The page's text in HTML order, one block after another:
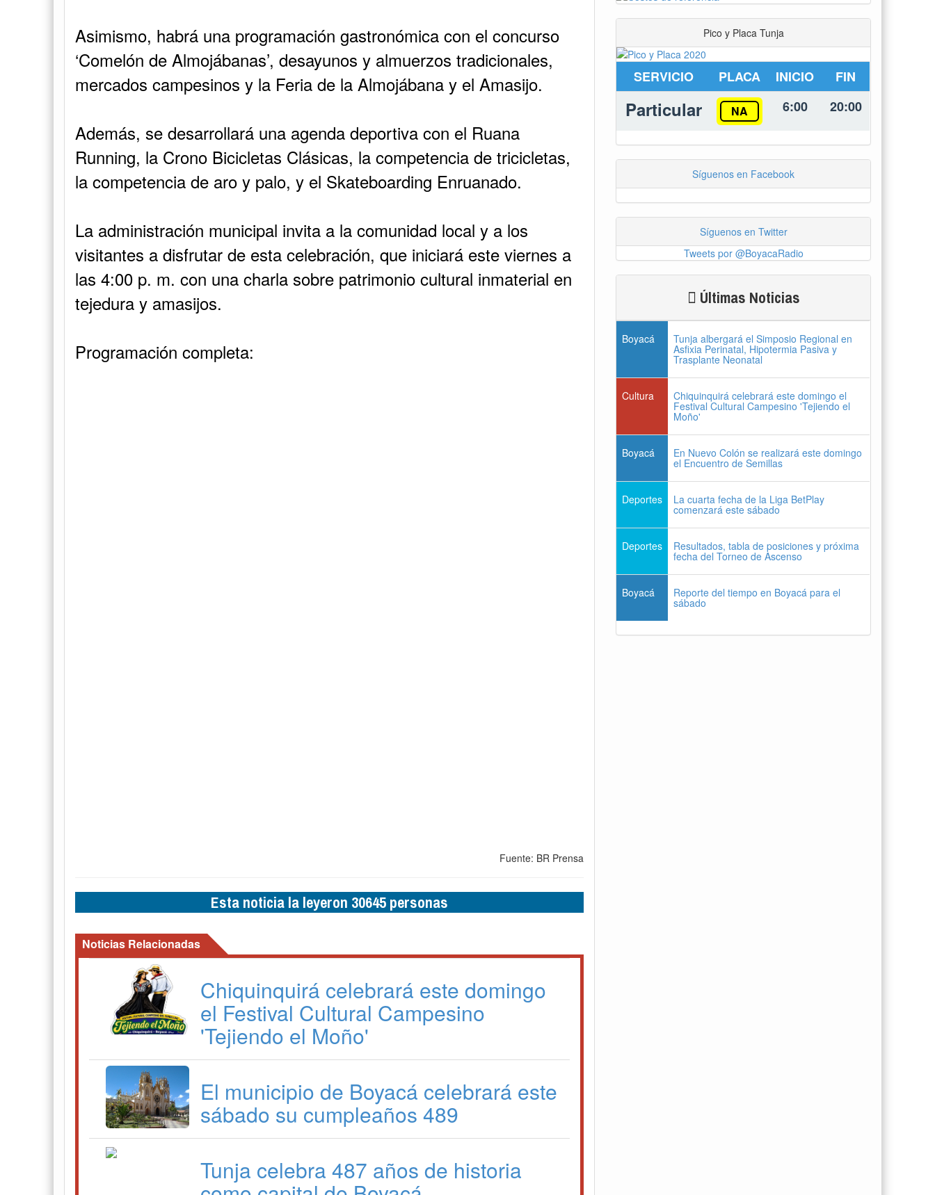
Asimismo, habrá una programación gastronómica con el concurso
‘Comelón de Almojábanas’, desayunos y almuerzos tradicionales,
mercados campesinos y la Feria de la Almojábana y el Amasijo.
Además, se desarrollará una agenda deportiva con el Ruana
Running, la Crono Bicicletas Clásicas, la competencia de tricicletas,
la competencia de aro y palo, y el Skateboarding Enruanado.
La administración municipal invita a la comunidad local y a los
visitantes a disfrutar de esta celebración, que iniciará este viernes a
las 4:00 p. m. con una charla sobre patrimonio cultural inmaterial en
tejedura y amasijos.
Programación completa:
Fuente: BR Prensa
Esta noticia la leyeron 30645 personas
Noticias Relacionadas
Chiquinquirá celebrará este domingo
el Festival Cultural Campesino
'Tejiendo el Moño'
El municipio de Boyacá celebrará este
sábado su cumpleaños 489
Tunja celebra 487 años de historia
Pico y Placa Tunja
SERVICIO PLACA INICIO FIN
Particular NA 6:00 20:00
Síguenos en Facebook
Síguenos en Twitter
Tweets por @BoyacaRadio
Últimas Noticias
Boyacá Tunja albergará el Simposio Regional en
Asfixia Perinatal, Hipotermia Pasiva y
Trasplante Neonatal
Cultura Chiquinquirá celebrará este domingo el
Festival Cultural Campesino 'Tejiendo el
Moño'
Boyacá En Nuevo Colón se realizará este domingo
el Encuentro de Semillas
Deportes La cuarta fecha de la Liga BetPlay
comenzará este sábado
Deportes Resultados, tabla de posiciones y próxima
fecha del Torneo de Ascenso
Boyacá Reporte del tiempo en Boyacá para el
sábado